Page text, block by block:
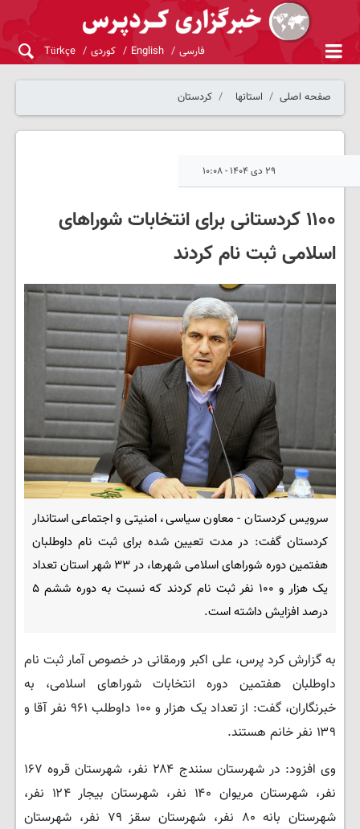
فارسی English کوردی Türkçe
صفحه اصلی استانها کردستان
۲۹ دی ۱۴۰۴ - ۱۰:۰۸
۱۱۰۰ کردستانی برای انتخابات شوراهای
اسلامی ثبت نام کردند
سرویس کردستان - معاون سیاسی، امنیتی و اجتماعی استاندار
کردستان گفت: در مدت تعیین شده برای ثبت نام داوطلبان
هفتمین دوره شوراهای اسلامی شهرها، در ۳۳ شهر استان تعداد
یک هزار و ۱۰۰ نفر ثبت نام کردند که نسبت به دوره ششم ۵
درصد افزایش داشته است.
به گزارش کرد پرس، علی اکبر ورمقانی در خصوص آمار ثبت نام
داوطلبان هفتمین دوره انتخابات شوراهای اسلامی، به
خبرنگاران، گفت: از تعداد یک هزار و ۱۰۰ داوطلب ۹۶۱ نفر آقا و
۱۳۹ نفر خانم هستند.
وی افزود: در شهرستان سنندج ۲۸۴ نفر، شهرستان قروه ۱۶۷
نفر، شهرستان مریوان ۱۴۰ نفر، شهرستان بیجار ۱۲۴ نفر،
شهرستان بانه ۸۰ نفر، شهرستان سقز ۷۹ نفر، شهرستان